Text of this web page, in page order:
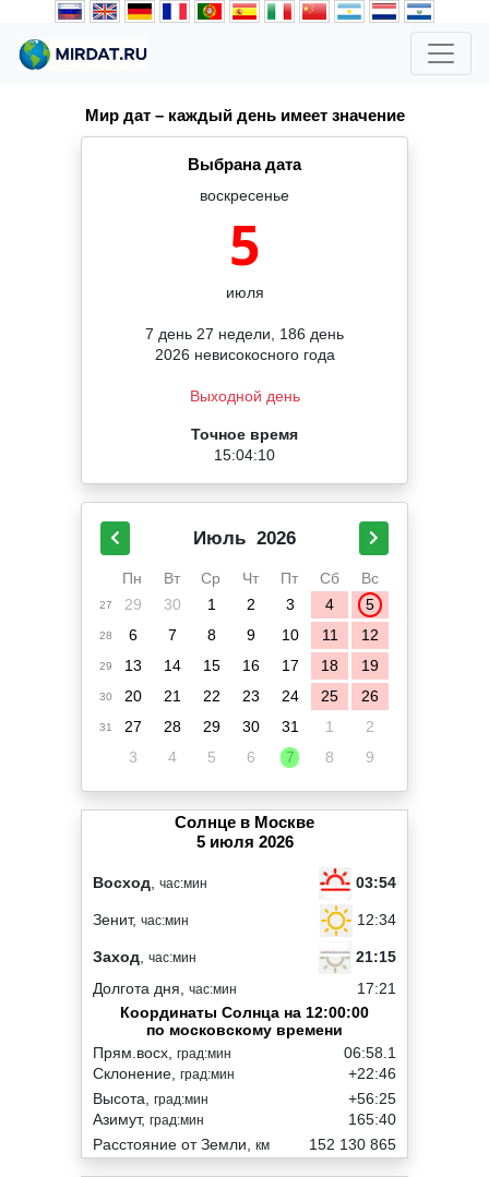
Мир дат – каждый день имеет значение
Выбрана дата
воскресенье
5
июля
7 день 27 недели, 186 день
2026 невисокосного года
Выходной день
Точное время
15:04:10
Июль 2026
Пн Вт Ср Чт Пт Сб Вс
27 29 30 1 2 3 4 5
28 6 7 8 9 10 11 12
29 13 14 15 16 17 18 19
30 20 21 22 23 24 25 26
31 27 28 29 30 31 1
2
3
4 5 6 7 8 9
Солнце в Москве
5 июля 2026
Восход час:мин 03:54
Зенит, час:мин 12:34
Заход час:мин
21:15
Долгота дня, час:мин
17:21
Координаты Солнца на 12:00:00
по московскому времени
Прям.восх, град:мин
Склонение, град:мин
06:58.1
+22:46
Высота, град:мин
Азимут, град:мин
+56:25
165:40
Расстояние от Земли, км 152 130 865